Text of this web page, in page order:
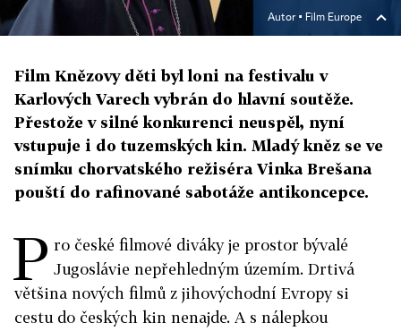
Autor ▪ Film Europe
Film Knězovy děti byl loni na festivalu v
Karlových Varech vybrán do hlavní soutěže.
Přestože v silné konkurenci neuspěl, nyní
vstupuje i do tuzemských kin. Mladý kněz se ve
snímku chorvatského režiséra Vinka Brešana
pouští do rafinované sabotáže antikoncepce.
P ro české filmové diváky je prostor bývalé
Jugoslávie nepřehledným územím. Drtivá
většina nových filmů z jihovýchodní Evropy si
cestu do českých kin nenajde. A s nálepkou